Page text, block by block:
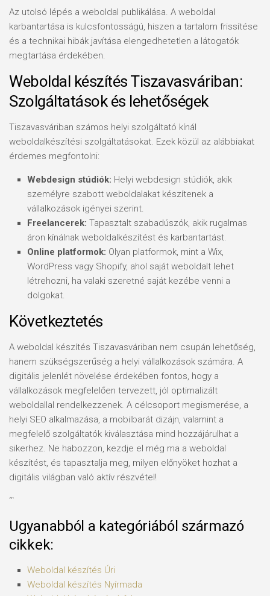
Az utolsó lépés a weboldal publikálása. A weboldal
karbantartása is kulcsfontosságú, hiszen a tartalom frissítése
és a technikai hibák javítása elengedhetetlen a látogatók
megtartása érdekében.
Weboldal készítés Tiszavasváriban:
Szolgáltatások és lehetőségek
Tiszavasváriban számos helyi szolgáltató kínál
weboldalkészítési szolgáltatásokat. Ezek közül az alábbiakat
érdemes megfontolni:
Webdesign stúdiók: Helyi webdesign stúdiók, akik
személyre szabott weboldalakat készítenek a
vállalkozások igényei szerint.
Freelancerek: Tapasztalt szabadúszók, akik rugalmas
áron kínálnak weboldalkészítést és karbantartást.
Online platformok: Olyan platformok, mint a Wix,
WordPress vagy Shopify, ahol saját weboldalt lehet
létrehozni, ha valaki szeretné saját kezébe venni a
dolgokat.
Következtetés
A weboldal készítés Tiszavasváriban nem csupán lehetőség,
hanem szükségszerűség a helyi vállalkozások számára. A
digitális jelenlét növelése érdekében fontos, hogy a
vállalkozások megfelelően tervezett, jól optimalizált
weboldallal rendelkezzenek. A célcsoport megismerése, a
helyi SEO alkalmazása, a mobilbarát dizájn, valamint a
megfelelő szolgáltatók kiválasztása mind hozzájárulhat a
sikerhez. Ne habozzon, kezdje el még ma a weboldal
készítést, és tapasztalja meg, milyen előnyöket hozhat a
digitális világban való aktív részvétel!
“`
Ugyanabból a kategóriából származó
cikkek:
Weboldal készítés​ Úri
Weboldal készítés​ Nyírmada